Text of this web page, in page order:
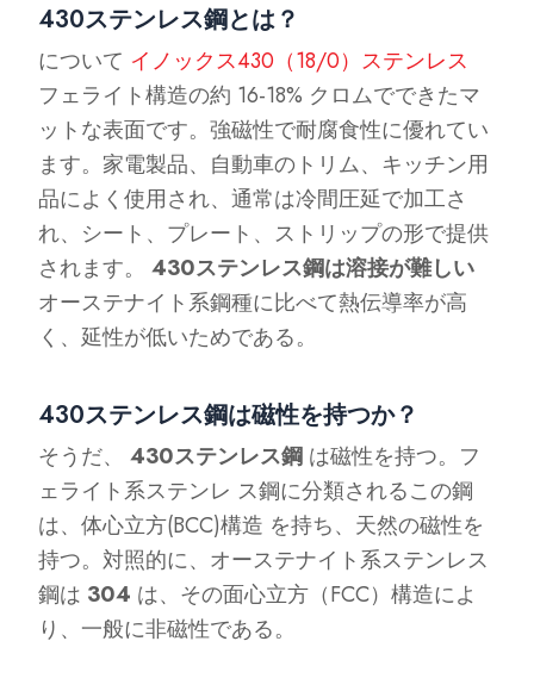
430ステンレス鋼とは？
について イノックス430（18/0）ステンレス
フェライト構造の約 16-18% クロムでできたマ
ットな表面です。強磁性で耐腐食性に優れてい
ます。家電製品、自動車のトリム、キッチン用
品によく使用され、通常は冷間圧延で加工さ
れ、シート、プレート、ストリップの形で提供
されます。430ステンレス鋼は溶接が難しい
オーステナイト系鋼種に比べて熱伝導率が高
く、延性が低いためである。
430ステンレス鋼は磁性を持つか？
そうだ、430ステンレス鋼 は磁性を持つ。フ
ェライト系ステンレ ス鋼に分類されるこの鋼
は、体心立方(BCC)構造 を持ち、天然の磁性を
持つ。対照的に、オーステナイト系ステンレス
鋼は 304 は、その面心立方（FCC）構造によ
り、一般に非磁性である。